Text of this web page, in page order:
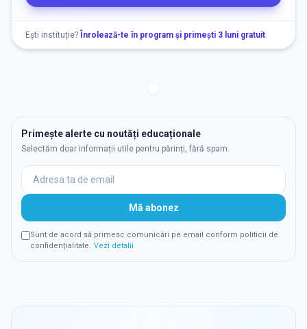
Ești instituție? Înrolează-te în program și primești 3 luni gratuit.
Primește alerte cu noutăți educaționale
Selectăm doar informații utile pentru părinți, fără spam.
Mă abonez
Sunt de acord să primesc comunicări pe email conform politicii de
confidențialitate. Vezi detalii